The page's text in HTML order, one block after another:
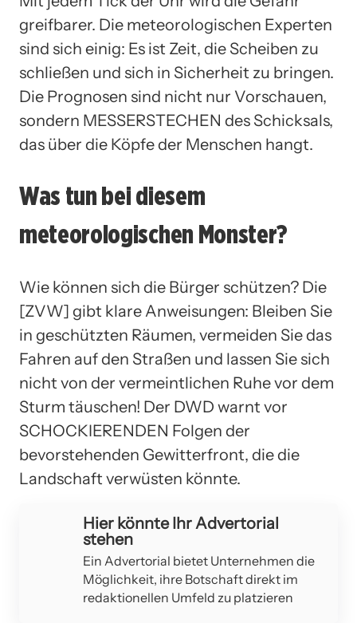
greifbarer. Die meteorologischen Experten
sind sich einig: Es ist Zeit, die Scheiben zu
schließen und sich in Sicherheit zu bringen.
Die Prognosen sind nicht nur Vorschauen,
sondern MESSERSTECHEN des Schicksals,
das über die Köpfe der Menschen hangt.
Was tun bei diesem
meteorologischen Monster?
Wie können sich die Bürger schützen? Die
[ZVW] gibt klare Anweisungen: Bleiben Sie
in geschützten Räumen, vermeiden Sie das
Fahren auf den Straßen und lassen Sie sich
nicht von der vermeintlichen Ruhe vor dem
Sturm täuschen! Der DWD warnt vor
SCHOCKIERENDEN Folgen der
bevorstehenden Gewitterfront, die die
Landschaft verwüsten könnte.
Hier könnte Ihr Advertorial
stehen
Ein Advertorial bietet Unternehmen die
Möglichkeit, ihre Botschaft direkt im
redaktionellen Umfeld zu platzieren